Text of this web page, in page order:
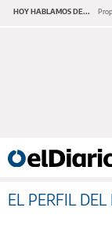
HOY HABLAMOS DE...
EL PERFIL